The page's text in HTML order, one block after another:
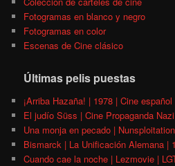
Fotogramas en blanco y negro
Fotogramas en color
Escenas de Cine clásico
Últimas pelis puestas
¡Arriba Hazaña! | 1978 | Cine español
El judío Süss | Cine Propaganda
Una monja en pecado |
Bismarck | La Unificación Alemana |
Cuando cae la noche | Lezmovie |